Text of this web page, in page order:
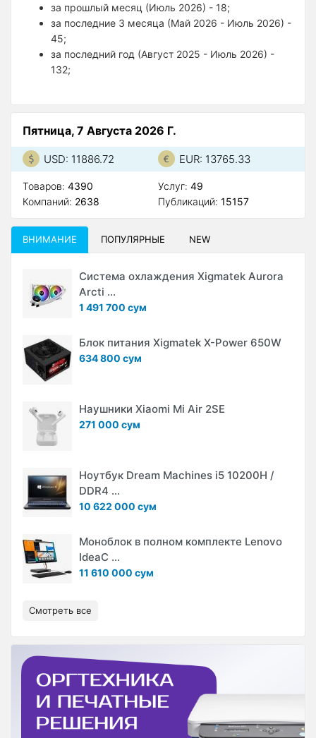
за прошлый месяц (Июль 2026) - 18;
за последние 3 месяца (Май 2026 - Июль 2026) -
45;
за последний год (Август 2025 - Июль 2026) -
132;
Пятница, 7 Августа 2026 Г.
USD: 11886.72 EUR: 13765.33
Товаров: 4390
Компаний: 2638
Услуг: 49
Публикаций: 15157
ВНИМАНИЕ ПОПУЛЯРНЫЕ NEW
Система охлаждения Xigmatek Aurora
Arcti ...
1 491 700 сум
Блок питания Xigmatek X-Power 650W
634 800 сум
Наушники Xiaomi Mi Air 2SE
271 000 сум
Ноутбук Dream Machines i5 10200H /
DDR4 ...
10 622 000 сум
Моноблок в полном комплекте Lenovo
IdeaC ...
11 610 000 сум
Смотреть все